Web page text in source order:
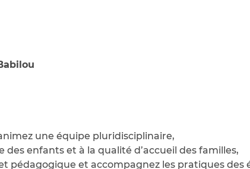
une équipe pluridisciplinaire,
des enfants et à la qualité d’accueil des familles,
pédagogique et accompagnez les pratiques des